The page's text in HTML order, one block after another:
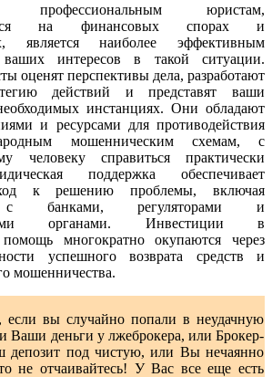
юристам,
на финансовых спорах и
является наиболее эффективным
интересов в такой ситуации.
оценят перспективы дела, разработают
действий и представят ваши
инстанциях. Они обладают
и ресурсами для противодействия
мошенническим схемам, с
человеку справиться практически
поддержка обеспечивает
к решению проблемы, включая
с банками, регуляторами и
органами. Инвестиции в
многократно окупаются через
успешного возврата средств и
мошенничества.
если вы случайно попали в неудачную
Ваши деньги у лжеброкера, или Брокер-
депозит под чистую, или Вы нечаянно
не отчаивайтесь! У Вас все еще есть